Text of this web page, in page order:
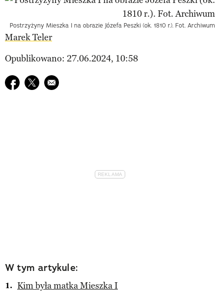
Postrzyżyny Mieszka I na obrazie Józefa Peszki (ok. 1810 r.). Fot. Archiwum
Marek Teler
Opublikowano: 27.06.2024, 10:58
Udostępnij na facebook
Udostępnij na twitter
E-mail do przyjaciela
W tym artykule:
Kim była matka Mieszka I